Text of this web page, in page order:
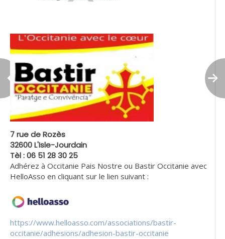
7 rue de Rozès
32600 L'Isle-Jourdain
Tèl : 06 51 28 30 25
Adhérez à Occitanie Pais Nostre ou Bastir Occitanie avec
HelloAsso en cliquant sur le lien suivant :
https://www.helloasso.com/associations/bastir-
occitanie/adhesions/adhesion-bastir-occitanie